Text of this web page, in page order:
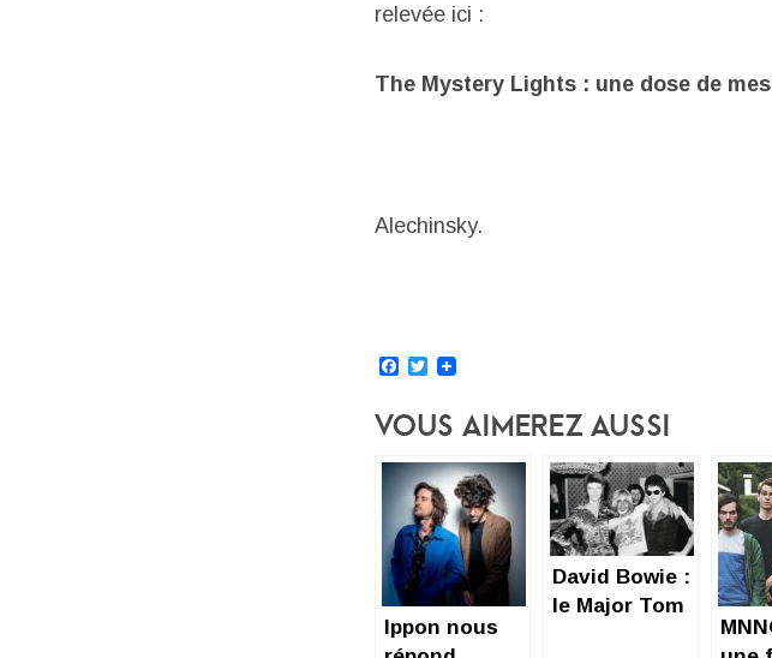
relevée ici :
The Mystery Lights : une dose de
Alechinsky.
Facebook
Twitter
Vous Aimerez Aussi
Ippon nous
David Bowie :
le Major Tom